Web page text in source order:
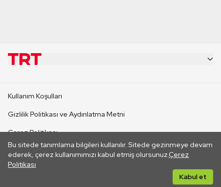
Bu sitede tanımlama bilgileri kullanılır. Sitede gezinmeye devam
ederek, çerez kullanımımızı kabul etmiş olursunuz.Çerez
Politikası
Kabul et
CANLI YAYINLAR
Kullanım Koşulları
Gizlilik Politikası ve Aydınlatma Metni
Çerez Politikası
İletişim
Her hakkı saklıdır. ©2026 TRT. Bağlantı yoluyla gidilen dış